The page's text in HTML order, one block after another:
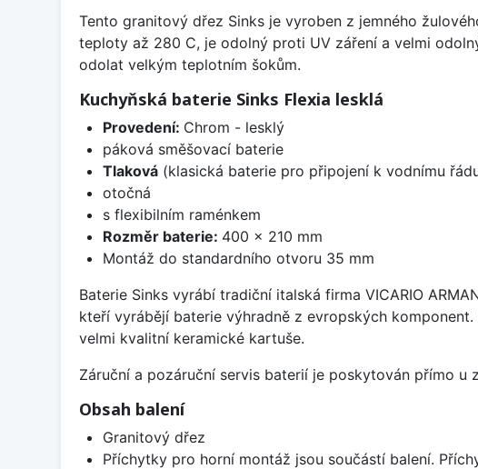
Tento granitový dřez Sinks je vyroben z jemného
teploty až 280 C, je odolný proti UV záření a velmi
odolat velkým teplotním šokům.
Kuchyňská baterie Sinks Flexia lesklá
Provedení: Chrom - lesklý
páková směšovací baterie
Tlaková(klasická baterie pro připojení k vodnímu
otočná
s flexibilním raménkem
Rozměr baterie: 400 x 210 mm
Montáž do standardního otvoru 35 mm
Baterie Sinks vyrábí tradiční italská firma VICARIO
kteří vyrábějí baterie výhradně z evropských
velmi kvalitní keramické kartuše.
Záruční a pozáruční servis baterií je poskytován přímo u
Obsah balení
Granitový dřez
Příchytky pro horní montáž jsou součástí balení.